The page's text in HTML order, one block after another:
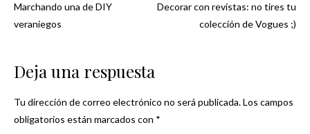
Navegación
Marchando una de DIY
veraniegos
Decorar con revistas: no tires tu
colección de Vogues ;)
Deja una respuesta
Tu dirección de correo electrónico no será publicada.Los campos
obligatorios están marcados con *